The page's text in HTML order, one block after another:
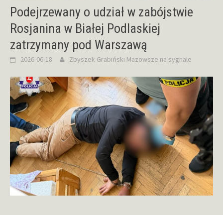
Podejrzewany o udział w zabójstwie
Rosjanina w Białej Podlaskiej
zatrzymany pod Warszawą
2026-06-18 Zbyszek Grabiński Mazowsze na sygnale